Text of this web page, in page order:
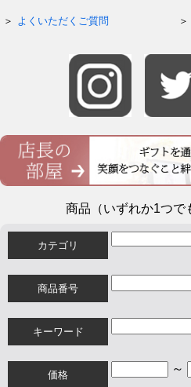
よくいただくご質問
商品（いずれか1つで
カテゴリ
商品番号
キーワード
価格 ～